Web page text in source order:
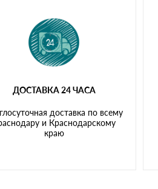
ДОСТАВКА 24 ЧАСА
доставка по всему
и Краснодарскому
краю